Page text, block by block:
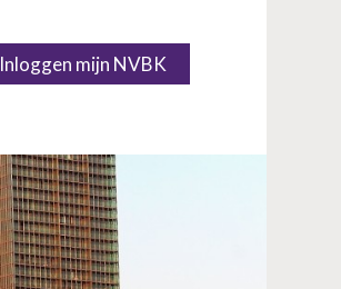
Inloggen mijn NVBK
Over NVBK
NVBK leden
Zoek een kostendeskundige
Zoek een bureau
Agenda